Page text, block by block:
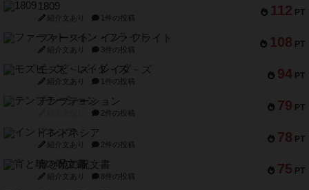
112 PT
1809
紹介文あり 1件の投稿
108 PT
ファースト・イン・フライト
紹介文あり 3件の投稿
94 PT
モズビ－ズ・レイダ－ズ
紹介文あり 1件の投稿
79 PT
テンプテーション
2件の投稿
78 PT
インドネシア
紹介文あり 2件の投稿
75 PT
宵と暁の呪文書
紹介文あり 8件の投稿